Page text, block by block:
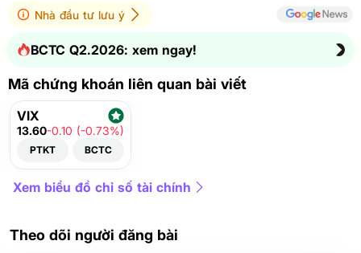
Nhà đầu tư lưu ý
BCTC Q2.2026: xem ngay!
Mã chứng khoán liên quan bài viết
VIX
13.60-0.10 (-0.73%)
PTKT BCTC
Xem biểu đồ chỉ số tài chính
Theo dõi người đăng bài